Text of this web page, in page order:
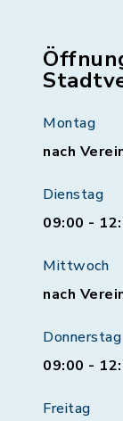
Montag
nach
Dienstag
09:00 -
Mittwoch
nach
Donnerstag
09:00 -
Freitag